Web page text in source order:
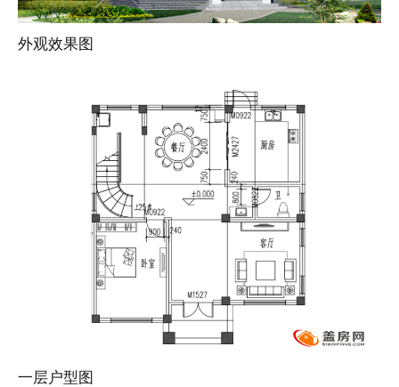
外观效果图
一层户型图